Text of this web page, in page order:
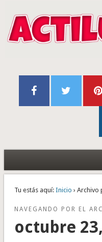
Tu estás aquí: Inicio ›
NAVEGANDO POR EL
octubre